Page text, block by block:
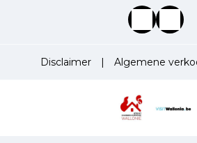
Disclaimer | Algemene